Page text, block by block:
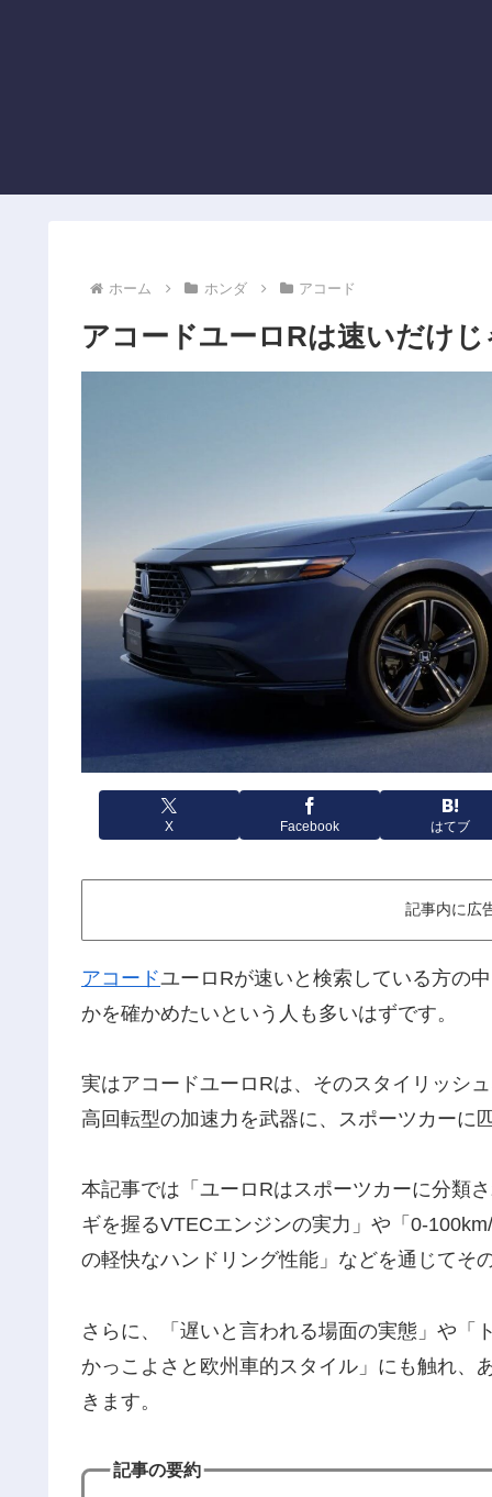
ホーム ホンダ アコード
アコードユーロRは速いだけ
X Facebook はてブ
記事内に広
アコードユーロRが速いと検索している方の
かを確かめたいという人も多いはずです。
実はアコードユーロRは、そのスタイリッシ
高回転型の加速力を武器に、スポーツカーに
本記事では「ユーロRはスポーツカーに分類
ギを握るVTECエンジンの実力」や「0-
の軽快なハンドリング性能」などを通じてそ
さらに、「遅いと言われる場面の実態」や「
かっこよさと欧州車的スタイル」にも触れ、
きます。
記事の要約